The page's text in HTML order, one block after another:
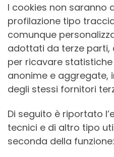
I cookies non saranno
profilazione tipo
comunque
adottati da terze
per ricavare
anonime e aggregate,
degli stessi fornitori
Di seguito è riportato
tecnici e di altro tipo
seconda della funzione: